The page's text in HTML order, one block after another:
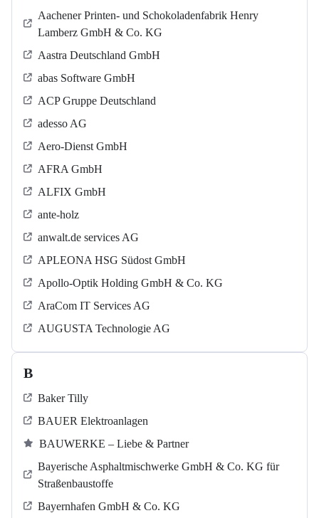
Aachener Printen- und Schokoladenfabrik Henry
Lamberz GmbH & Co. KG
Aastra Deutschland GmbH
abas Software GmbH
ACP Gruppe Deutschland
adesso AG
Aero-Dienst GmbH
AFRA GmbH
ALFIX GmbH
ante-holz
anwalt.de services AG
APLEONA HSG Südost GmbH
Apollo-Optik Holding GmbH & Co. KG
AraCom IT Services AG
AUGUSTA Technologie AG
B
Baker Tilly
BAUER Elektroanlagen
BAUWERKE – Liebe & Partner
Bayerische Asphaltmischwerke GmbH & Co. KG für
Straßenbaustoffe
Bayernhafen GmbH & Co. KG